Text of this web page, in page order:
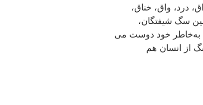
درد، واق، خناق،
سگ شیفتگان،
به‌خاطر خود دوست می
از انسان هم